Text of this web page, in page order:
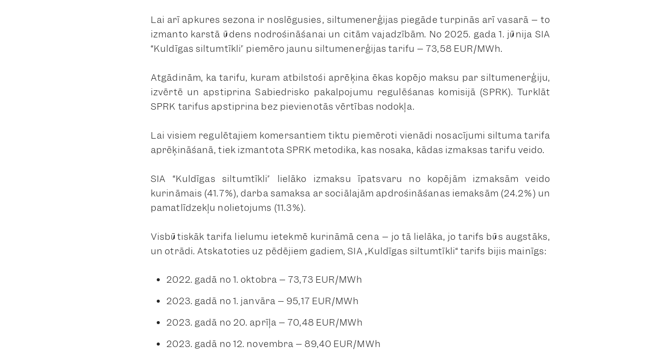
Lai arī apkures sezona ir noslēgusies, siltumenerģijas piegāde turpinās arī vasarā – to
izmanto karstā ūdens nodrošināšanai un citām vajadzībām. No 2025. gada 1. jūnija SIA
“Kuldīgas siltumtīkli” piemēro jaunu siltumenerģijas tarifu – 73,58 EUR/MWh.
Atgādinām, ka tarifu, kuram atbilstoši aprēķina ēkas kopējo maksu par siltumenerģiju,
izvērtē un apstiprina Sabiedrisko pakalpojumu regulēšanas komisijā (SPRK). Turklāt
SPRK tarifus apstiprina bez pievienotās vērtības nodokļa.
Lai visiem regulētajiem komersantiem tiktu piemēroti vienādi nosacījumi siltuma tarifa
aprēķināšanā, tiek izmantota SPRK metodika, kas nosaka, kādas izmaksas tarifu veido.
SIA “Kuldīgas siltumtīkli” lielāko izmaksu īpatsvaru no kopējām izmaksām veido
kurināmais (41.7%), darba samaksa ar sociālajām apdrošināšanas iemaksām (24.2%) un
pamatlīdzekļu nolietojums (11.3%).
Visbūtiskāk tarifa lielumu ietekmē kurināmā cena – jo tā lielāka, jo tarifs būs augstāks,
un otrādi. Atskatoties uz pēdējiem gadiem, SIA „Kuldīgas siltumtīkli“ tarifs bijis mainīgs:
2022. gadā no 1. oktobra – 73,73 EUR/MWh
2023. gadā no 1. janvāra – 95,17 EUR/MWh
2023. gadā no 20. aprīļa – 70,48 EUR/MWh
2023. gadā no 12. novembra – 89,40 EUR/MWh